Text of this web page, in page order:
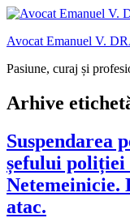
Sari
conținut
Avocat Emanuel V.
Pasiune, curaj și
Arhive
Suspendarea
șefului poliției
Netemeinicie.
atac.
Oferim
limba română și